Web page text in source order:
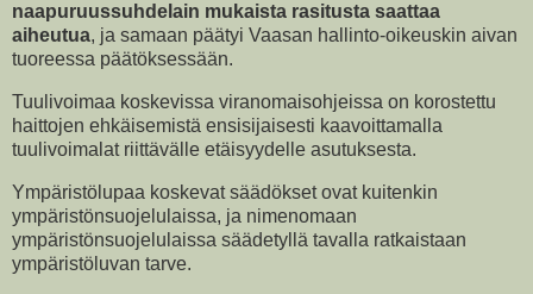
naapuruussuhdelain mukaista rasitusta saattaa
aiheutua, ja samaan päätyi Vaasan hallinto-oikeuskin aivan
tuoreessa päätöksessään.
Tuulivoimaa koskevissa viranomaisohjeissa on korostettu
haittojen ehkäisemistä ensisijaisesti kaavoittamalla
tuulivoimalat riittävälle etäisyydelle asutuksesta.
Ympäristölupaa koskevat säädökset ovat kuitenkin
ympäristönsuojelulaissa, ja nimenomaan
ympäristönsuojelulaissa säädetyllä tavalla ratkaistaan
ympäristöluvan tarve.